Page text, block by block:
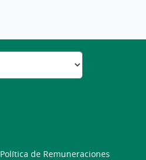
de Remuneraciones